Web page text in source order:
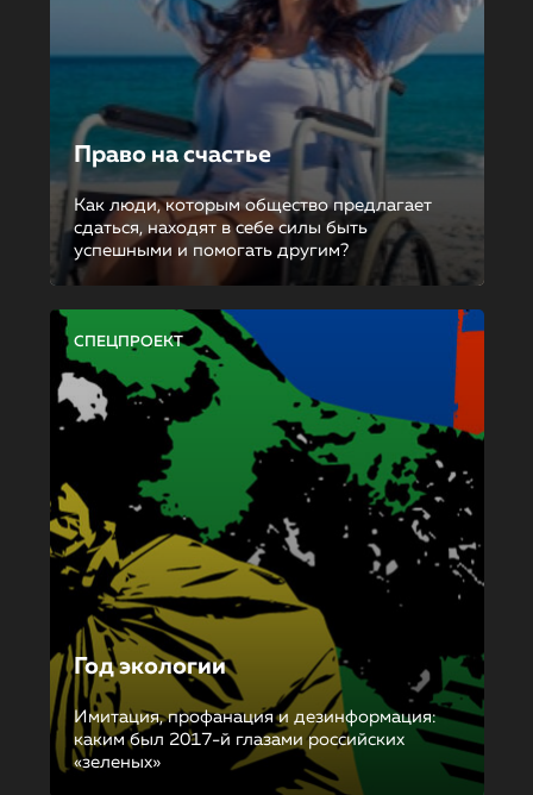
Право на счастье
Как люди, которым общество предлагает
сдаться, находят в себе силы быть
успешными и помогать другим?
СПЕЦПРОЕКТ
Год экологии
Имитация, профанация и дезинформация:
каким был 2017-й глазами российских
«зеленых»